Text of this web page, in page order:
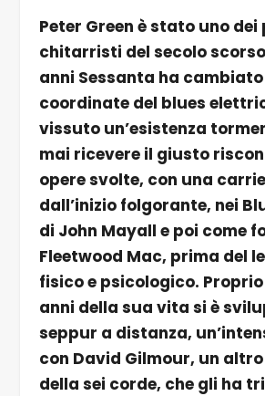
Peter Green è stato uno
chitarristi del secolo
anni Sessanta ha cambiato
coordinate del blues
vissuto un’esistenza
mai ricevere il giusto
opere svolte, con una
dall’inizio folgorante, nei
di John Mayall e poi come
Fleetwood Mac, prima del
fisico e psicologico.
anni della sua vita si è
seppur a distanza,
con David Gilmour, un
della sei corde, che gli ha